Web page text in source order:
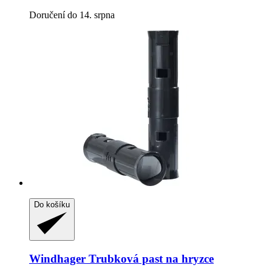
Doručení do 14. srpna
Do košíku
Windhager Trubková past na hryzce